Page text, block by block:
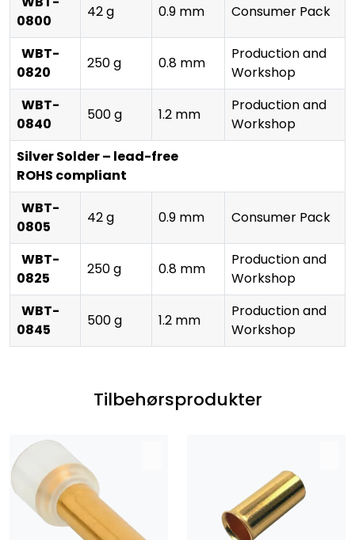
0800
42 g 0.9 mm Consumer Pack
WBT-
0820
250 g 0.8 mm
Production and
Workshop
WBT-
0840
500 g 1.2 mm
Production and
Workshop
Silver Solder – lead-free
ROHS compliant
WBT-
0805
42 g 0.9 mm Consumer Pack
WBT-
0825
250 g 0.8 mm
Production and
Workshop
WBT-
0845
500 g 1.2 mm
Production and
Workshop
Tilbehørsprodukter